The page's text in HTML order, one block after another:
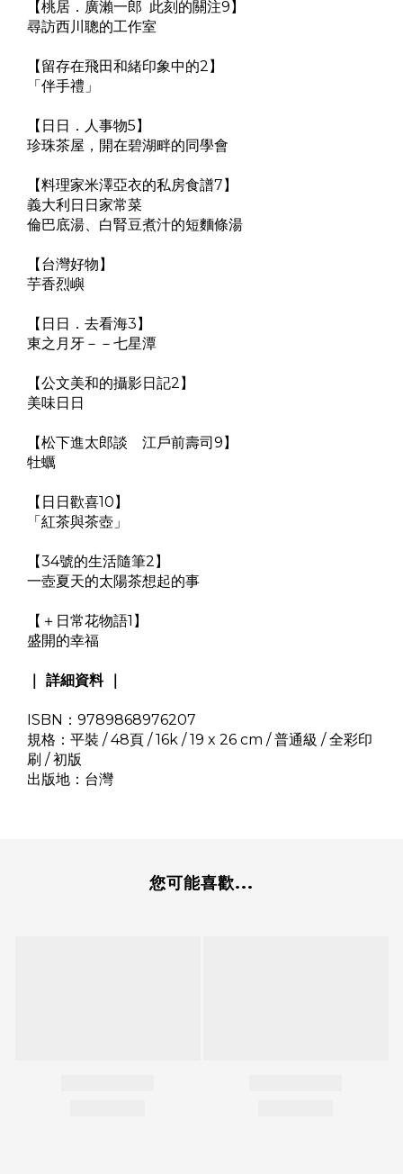
【桃居．廣瀨一郎 此刻的關注9】
尋訪西川聰的工作室
【留存在飛田和緒印象中的2】
「伴手禮」
【日日．人事物5】
珍珠茶屋，開在碧湖畔的同學會
【料理家米澤亞衣的私房食譜7】
義大利日日家常菜
倫巴底湯、白腎豆煮汁的短麵條湯
【台灣好物】
芋香烈嶼
【日日．去看海3】
東之月牙－－七星潭
【公文美和的攝影日記2】
美味日日
【松下進太郎談 江戶前壽司9】
牡蠣
【日日歡喜10】
「紅茶與茶壺」
【34號的生活隨筆2】
一壺夏天的太陽茶想起的事
【＋日常花物語1】
盛開的幸福
｜ 詳細資料 ｜
ISBN：9789868976207
規格：平裝 / 48頁 / 16k / 19 x 26 cm / 普通級 / 全彩印
刷 / 初版
出版地：台灣
您可能喜歡...